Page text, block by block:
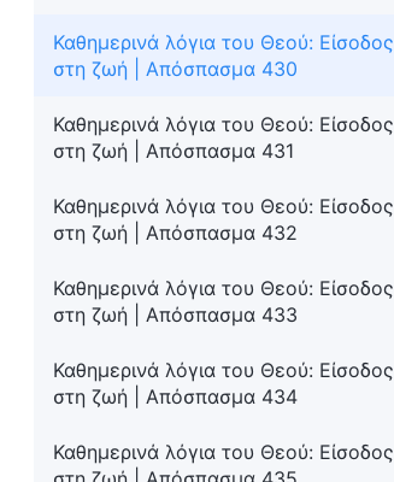
Καθημερινά λόγια του Θεού: Είσοδος
στη ζωή | Απόσπασμα 430
Καθημερινά λόγια του Θεού: Είσοδος
στη ζωή | Απόσπασμα 431
Καθημερινά λόγια του Θεού: Είσοδος
στη ζωή | Απόσπασμα 432
Καθημερινά λόγια του Θεού: Είσοδος
στη ζωή | Απόσπασμα 433
Καθημερινά λόγια του Θεού: Είσοδος
στη ζωή | Απόσπασμα 434
Καθημερινά λόγια του Θεού: Είσοδος